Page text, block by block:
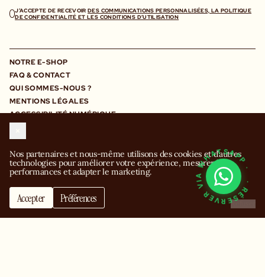
Nos partenaires et nous-même utilisons des cookies et d’autres
technologies pour améliorer votre expérience, mesurer les
performances et adapter le marketing.
Accepter Préférences Refuser
· RÉSERVER VIA WHATSAPP ·
J’ACCEPTE DE RECEVOIRDES COMMUNICATIONS PERSONNALISÉES, LA POLITIQUE
DE CONFIDENTIALITÉ ET LES CONDITIONS D’UTILISATION
NOTRE E-SHOP
FAQ & CONTACT
QUI SOMMES-NOUS ?
MENTIONS LÉGALES
ACCESSIBILITÉ NUMÉRIQUE
NOS ACTUALITÉS
FRANCE
LILLE
LYON
MARSEILLE
ANGLETERRE
LONDRES
BIRMINGHAM
ALLEMAGNE
BERLIN
HAMBOURG